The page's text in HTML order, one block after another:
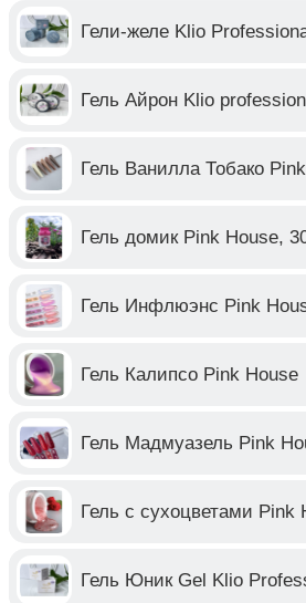
Гели-желе Klio
Гель Айрон Klio
Гель Ванилла Тобако
Гель домик Pink House,
Гель Инфлюэнс Pink
Гель Калипсо Pink House
Гель Мадмуазель Pink
Гель с сухоцветами Pink
Гель Юник Gel Klio